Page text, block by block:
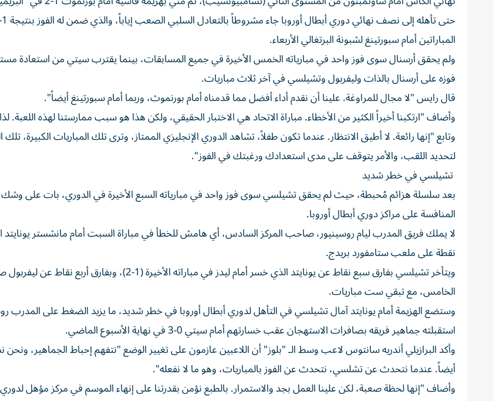
المباراتين أمام سبورتينغ لشبونة البرتغالي الأربعاء.
ولم يحقق أرسنال سوى فوز واحد في مبارياته الخمس الأخيرة في جميع المسابقات، بينما يقترب سيتي من استعادة
فوزه على أرسنال بالذات وليفربول وتشيلسي في آخر ثلاث مباريات.
قال رايس "لا مجال للمراوغة. علينا أن نقدم أداء أفضل مما قدمناه أمام بورنموث، وربما أمام سبورتينغ أيضاً".
وأضاف "ارتكبنا أخيراً الكثير من الأخطاء. مباراة الاتحاد هي الاختبار الحقيقي، ولكن هذا هو سبب ممارستنا لهذه اللعبة.
وتابع "إنها رائعة. لا أطيق الانتظار. عندما تكون طفلاً، تشاهد الدوري الإنجليزي الممتاز، وترى تلك المباريات الكبيرة،
لتحديد اللقب، والأمر يتوقف على مدى استعدادك ورغبتك في الفوز".
تشيلسي في خطر شديد
بعد سلسلة هزائم مُحبطة، حيث لم يحقق تشيلسي سوى فوز واحد في مبارياته السبع الأخيرة في الدوري، بات على
المنافسة على مراكز دوري أبطال أوروبا.
نقطة على ملعب ستامفورد بريدج.
ويتأخر تشيلسي بفارق سبع نقاط عن يونايتد الذي خسر أمام ليدز في مباراته الأخيرة (1-2)،
الخامس، مع تبقي ست مباريات.
وستضع الهزيمة أمام يونايتد آمال تشيلسي في التأهل لدوري أبطال أوروبا في خطر شديد، ما يزيد الضغط على المدرب
استقبلته جماهير فريقه بصافرات الاستهجان عقب خسارتهم أمام سيتي 0-3 في نهاية الأسبوع الماضي.
وأكد البرازيلي أندريه سانتوس لاعب وسط الـ "بلوز" أن اللاعبين عازمون على تغيير الوضع "نتفهم إحباط الجماهير، ونحن
أيضاً. عندما نتحدث عن تشلسي، نتحدث عن الفوز بالمباريات، وهو ما لا نفعله".
وأضاف "إنها لحظة صعبة، لكن علينا العمل بجد والاستمرار. بالطبع نؤمن بقدرتنا على إنهاء الموسم في مركز مؤهل